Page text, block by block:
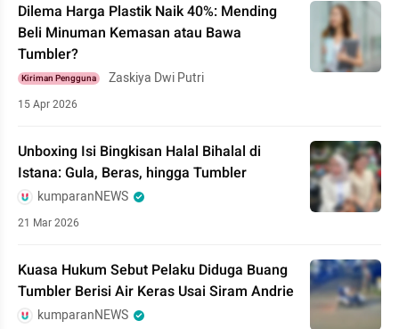
Dilema Harga Plastik Naik 40%: Mending
Beli Minuman Kemasan atau Bawa
Tumbler?
Kiriman Pengguna Zaskiya Dwi Putri
15 Apr 2026
Unboxing Isi Bingkisan Halal Bihalal di
Istana: Gula, Beras, hingga Tumbler
kumparanNEWS
21 Mar 2026
Kuasa Hukum Sebut Pelaku Diduga Buang
Tumbler Berisi Air Keras Usai Siram Andrie
kumparanNEWS